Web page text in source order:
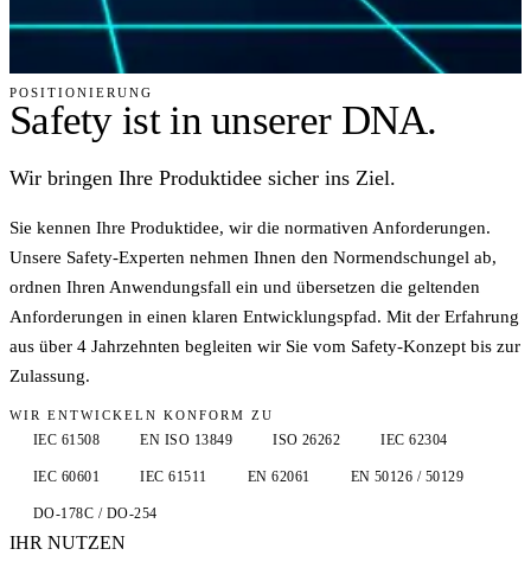
Sichere Produkte.
Schneller zugelassen.
Sie kennen Ihre Produktidee, wir die normativen Anforderungen. Wir
Risiken systematisch zu beherrschen und Produkte schnell & sicher
zur Markteinführung zu bringen.
Gespräch vereinbaren→
POSITIONIERUNG
Safety ist in unserer DNA.
Wir bringen Ihre Produktidee sicher ins Ziel.
Sie kennen Ihre Produktidee, wir die normativen Anforderungen.
Unsere Safety-Experten nehmen Ihnen den Normendschungel ab,
ordnen Ihren Anwendungsfall ein und übersetzen die geltenden
Anforderungen in einen klaren Entwicklungspfad. Mit der Erfahrung
aus über 4 Jahrzehnten begleiten wir Sie vom Safety-Konzept bis zur
Zulassung.
WIR ENTWICKELN KONFORM ZU
IEC 61508 EN ISO 13849 ISO 26262 IEC 62304
IEC 60601 IEC 61511 EN 62061 EN 50126 / 50129
DO-178C / DO-254
IHR NUTZEN